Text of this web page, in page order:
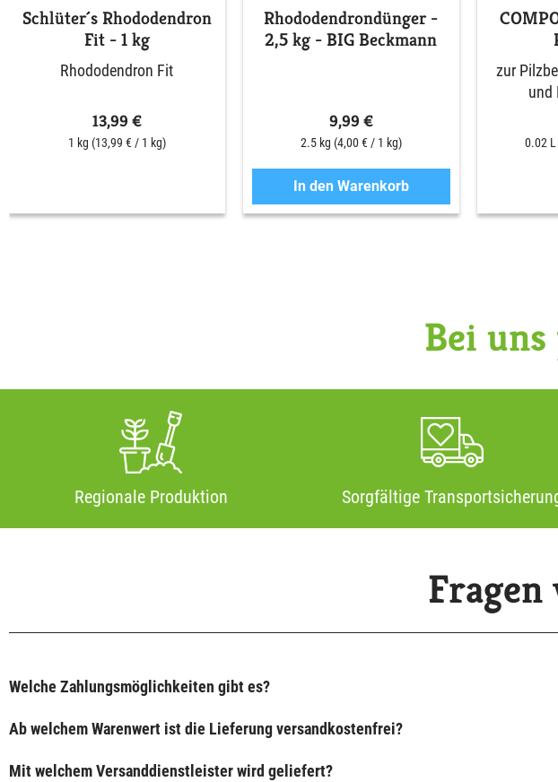
Schlüter´s Rhododendron
Fit - 1 kg
Rhododendron Fit
13,99 €
1 kg (13,99 € / 1 kg)
Rhododendrondünger -
2,5 kg - BIG Beckmann
9,99 €
2.5 kg (4,00 € / 1 kg)
In den Warenkorb
zur
und
0.02 L
Bei
Regionale Produktion Sorgfältige
Welche Zahlungsmöglichkeiten gibt es?
Ab welchem Warenwert ist die Lieferung versandkostenfrei?
Mit welchem Versanddienstleister wird geliefert?